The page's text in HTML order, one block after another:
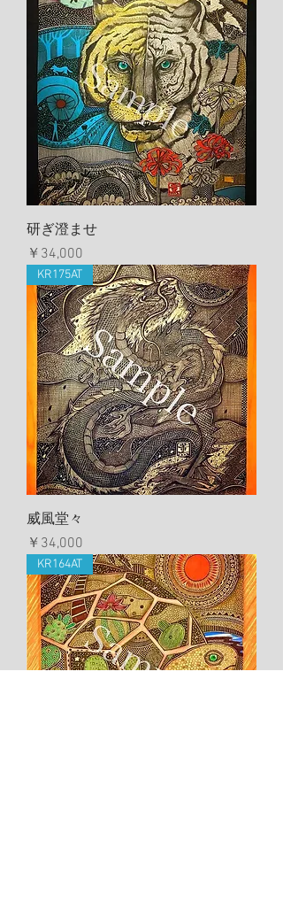
研ぎ澄ませ
価格
￥34,000
KR175AT
威風堂々
価格
￥34,000
KR164AT